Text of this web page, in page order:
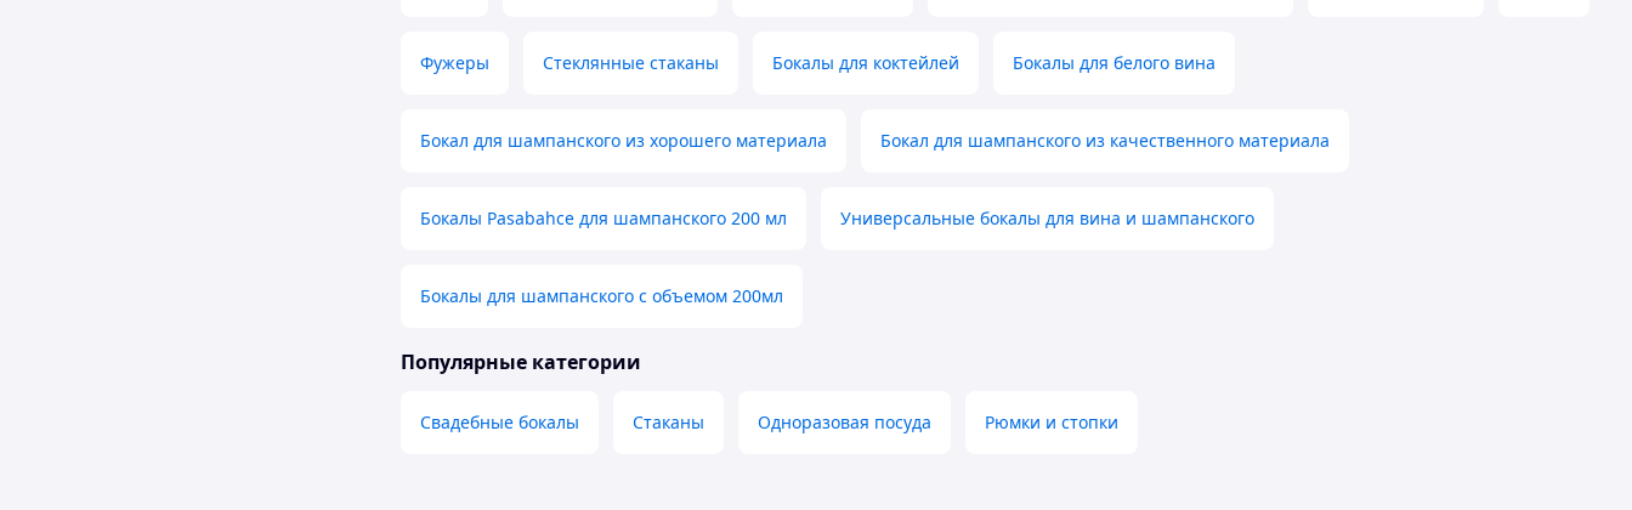
Фужеры Стеклянные стаканы Бокалы для коктейлей Бокалы для белого вина
Бокал для шампанского из хорошего материала Бокал для шампанского из качественного материала
Бокалы Pasabahce для шампанского 200 мл Универсальные бокалы для вина и шампанского
Бокалы для шампанского с объемом 200мл
Популярные категории
Свадебные бокалы Стаканы Одноразовая посуда Рюмки и стопки